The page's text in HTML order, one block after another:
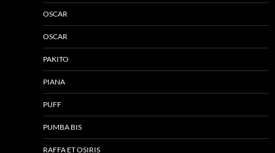
OSCAR
OSCAR
PAKITO
PIANA
PUFF
PUMBA BIS
RAFFA ET OSIRIS